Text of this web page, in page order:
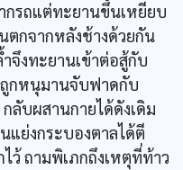
รถแต่ทะยานขึ้นเหยียบ
ตกจากหลังช้างด้วยกัน
จึงทะยานเข้าต่อสู้กับ
กหนุมานจับฟาดกับ
ลับผสานกายได้ดังเดิม
ย่งกระบองตาลได้ตี
ว้ ถามพิเภกถึงเหตุที่ท้าว